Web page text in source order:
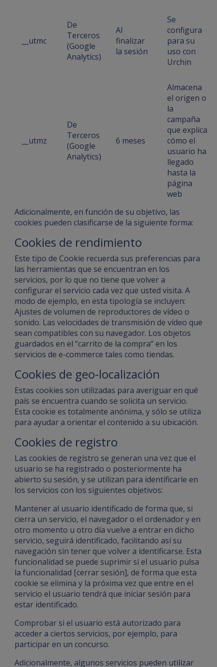
__utmc
De
Terceros
(Google
Analytics)
Al
finalizar
la sesión
Se
configura
para su
uso con
Urchin
__utmz
De
Terceros
(Google
Analytics)
6 meses
Almacena
el origen o
la
campaña
que explica
cómo el
usuario ha
llegado
hasta la
página
web
Adicionalmente, en función de su objetivo, las
cookies pueden clasificarse de la siguiente forma:
Cookies de rendimiento
Este tipo de Cookie recuerda sus preferencias para
las herramientas que se encuentran en los
servicios, por lo que no tiene que volver a
configurar el servicio cada vez que usted visita. A
modo de ejemplo, en esta tipología se incluyen:
Ajustes de volumen de reproductores de vídeo o
sonido. Las velocidades de transmisión de vídeo que
sean compatibles con su navegador. Los objetos
guardados en el “carrito de la compra” en los
servicios de e-commerce tales como tiendas.
Cookies de geo-localización
Estas cookies son utilizadas para averiguar en qué
país se encuentra cuando se solicita un servicio.
Esta cookie es totalmente anónima, y sólo se utiliza
para ayudar a orientar el contenido a su ubicación.
Cookies de registro
Las cookies de registro se generan una vez que el
usuario se ha registrado o posteriormente ha
abierto su sesión, y se utilizan para identificarle en
los servicios con los siguientes objetivos:
Mantener al usuario identificado de forma que, si
cierra un servicio, el navegador o el ordenador y en
otro momento u otro día vuelve a entrar en dicho
servicio, seguirá identificado, facilitando así su
navegación sin tener que volver a identificarse. Esta
funcionalidad se puede suprimir si el usuario pulsa
la funcionalidad [cerrar sesión], de forma que esta
cookie se elimina y la próxima vez que entre en el
servicio el usuario tendrá que iniciar sesión para
estar identificado.
Comprobar si el usuario está autorizado para
acceder a ciertos servicios, por ejemplo, para
participar en un concurso.
Adicionalmente, algunos servicios pueden utilizar